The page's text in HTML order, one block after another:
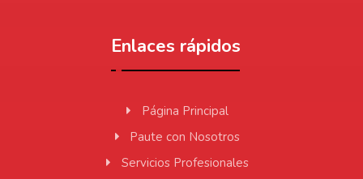
Enlaces rápidos
Página Principal
Paute con Nosotros
Servicios Profesionales